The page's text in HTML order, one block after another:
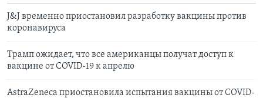
J&J временно приостановил разработку вакцины против
коронавируса
Трамп ожидает, что все американцы получат доступ к
вакцине от COVID-19 к апрелю
AstraZeneca приостановила испытания вакцины от COVID-